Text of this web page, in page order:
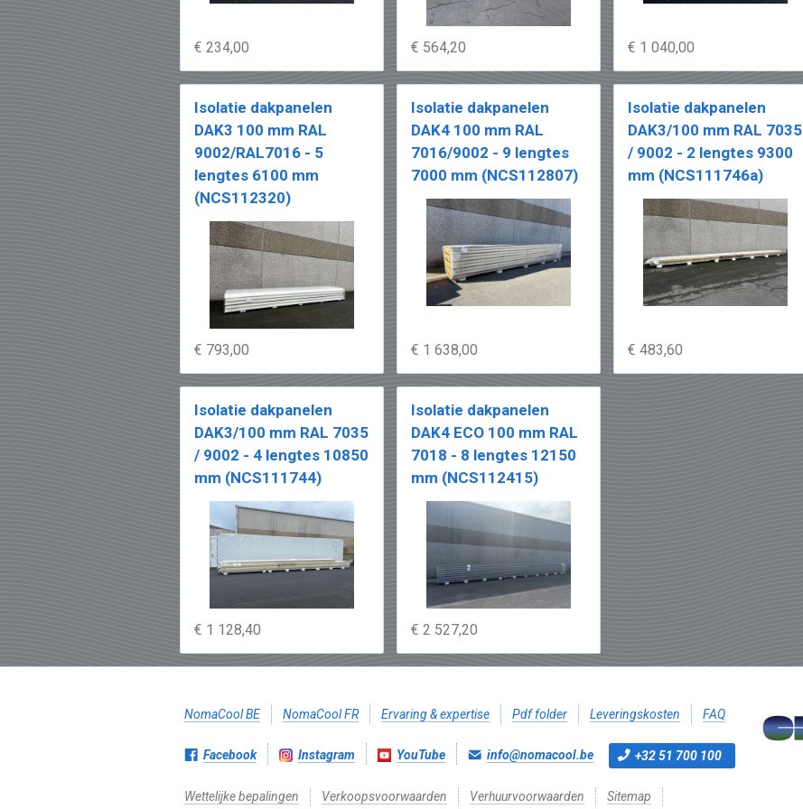
€ 234,00 € 564,20 € 1 040,00
Isolatie dakpanelen
DAK3 100 mm RAL
9002/RAL7016 - 5
lengtes 6100 mm
(NCS112320)
€ 793,00
Isolatie dakpanelen
DAK4 100 mm RAL
7016/9002 - 9 lengtes
7000 mm (NCS112807)
€ 1 638,00
Isolatie dakpanelen
DAK3/100 mm RAL 7035
/ 9002 - 2 lengtes 9300
mm (NCS111746a)
€ 483,60
Isolatie dakpanelen
DAK3/100 mm RAL 7035
/ 9002 - 4 lengtes 10850
mm (NCS111744)
€ 1 128,40
Isolatie dakpanelen
DAK4 ECO 100 mm RAL
7018 - 8 lengtes 12150
mm (NCS112415)
€ 2 527,20
NomaCool BE NomaCool FR Ervaring & expertise Pdf folder Leveringskosten FAQ
Facebook Instagram YouTube info@nomacool.be +32 51 700 100
Wettelijke bepalingen Verkoopsvoorwaarden Verhuurvoorwaarden
Sitemap